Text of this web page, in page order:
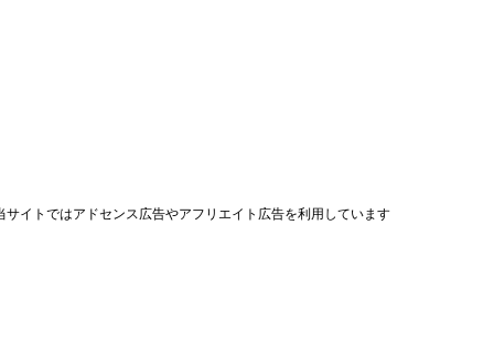
サイトではアドセンス広告やアフリエイト広告を利用しています